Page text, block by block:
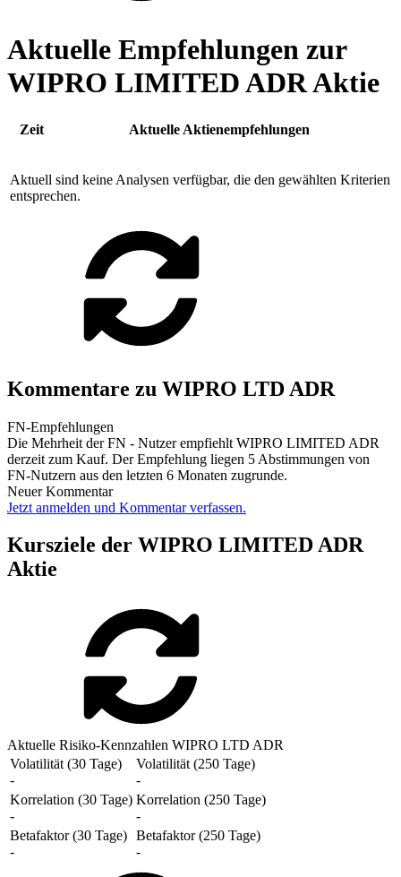
Aktuelle Empfehlungen zur
WIPRO LIMITED ADR Aktie
Zeit Aktuelle Aktienempfehlungen
Aktuell sind keine Analysen verfügbar, die den gewählten Kriterien
entsprechen.
Kommentare zu WIPRO LTD ADR
FN-Empfehlungen
Die Mehrheit der FN - Nutzer empfiehlt WIPRO LIMITED ADR
derzeit zum Kauf. Der Empfehlung liegen 5 Abstimmungen von
FN-Nutzern aus den letzten 6 Monaten zugrunde.
Neuer Kommentar
Jetzt anmelden und Kommentar verfassen.
Kursziele der WIPRO LIMITED ADR
Aktie
Aktuelle Risiko-Kennzahlen WIPRO LTD ADR
Volatilität (30 Tage)
-
Volatilität (250 Tage)
-
Korrelation (30 Tage)
-
Korrelation (250 Tage)
-
Betafaktor (30 Tage)
-
Betafaktor (250 Tage)
-